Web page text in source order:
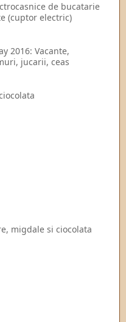
de bucatarie
(cuptor electric)
2016: Vacante,
jucarii, ceas
migdale si ciocolata